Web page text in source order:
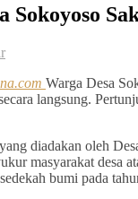
Sokoyoso
Warga Desa
langsung.
diadakan oleh
masyarakat desa
bumi pada